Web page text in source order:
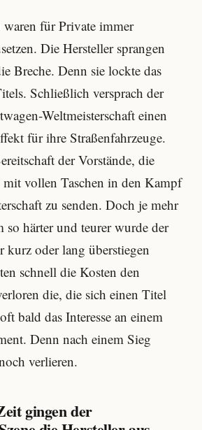
für Private immer
Die Hersteller sprangen
Breche. Denn sie lockte das
Schließlich versprach der
Weltmeisterschaft einen
für ihre Straßenfahrzeuge.
der Vorstände, die
vollen Taschen in den Kampf
zu senden. Doch je mehr
so härter und teurer wurde der
kurz oder lang überstiegen
schnell die Kosten den
die, die sich einen Titel
bald das Interesse an einem
Denn nach einem Sieg
verlieren.
gingen der